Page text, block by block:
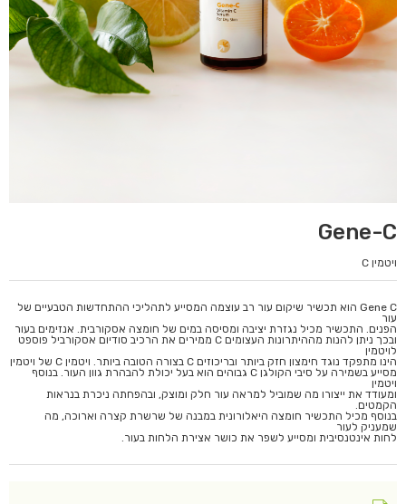
Gene-C
ויטמין C
Gene C הוא תכשיר שיקום עור רב עוצמה המסייע לתהליכי ההתחדשות הטבעיים של
עור
הפנים. התכשיר מכיל נגזרת יציבה ומסיסה במים של חומצה אסקורבית. אנזימים בעור
ובכך ניתן להנות מההיתרונות העצומים C ממירים את הרכיב סודיום אסקורביל פוספט
לויטמין
הינו מתפקד נוגד חימצון חזק ביותר ובריכוזים C בצורה הטובה ביותר. ויטמין C של ויטמין
מסייע בשמירה על סיבי הקולגן C גבוהים הוא בעל יכולת להבהרת גוון העור. בנוסף
ויטמין
ומעודד את ייצורו מה שמוביל למראה עור חלק ומוצק, ובהפחתה ניכרת בנראות
הקמטים.
בנוסף מכיל התכשיר חומצה היאלורונית במבנה של שרשרת קצרה וארוכה, מה
שמעניק לעור
לחות אינטנסיבית ומסייע לשפר את כושר אצירת הלחות בעור.